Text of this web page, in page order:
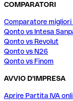
COMPARATORI
Comparatore
Qonto vs Intesa
Qonto vs Revolut
Qonto vs N26
Qonto vs Finom
AVVIO D'IMPRESA
Aprire Partita IVA